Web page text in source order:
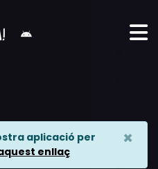
aplicació per
enllaç
×